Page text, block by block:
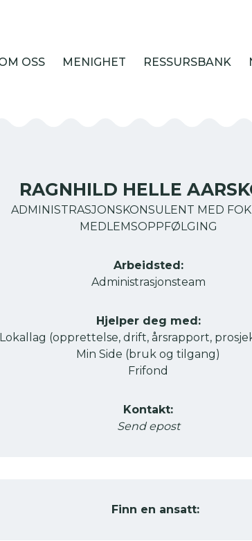
RESSURSBANK
MENIGHET
OSS
RAGNHILD HELLE
ADMINISTRASJONSKONSULENT MED
MEDLEMSOPPFØLGING
Arbeidsted:
Administrasjonsteam
Hjelper deg med:
Lokallag (opprettelse, drift, årsrapport,
Min Side (bruk og tilgang)
Frifond
Kontakt:
Send epost
Finn en ansatt: